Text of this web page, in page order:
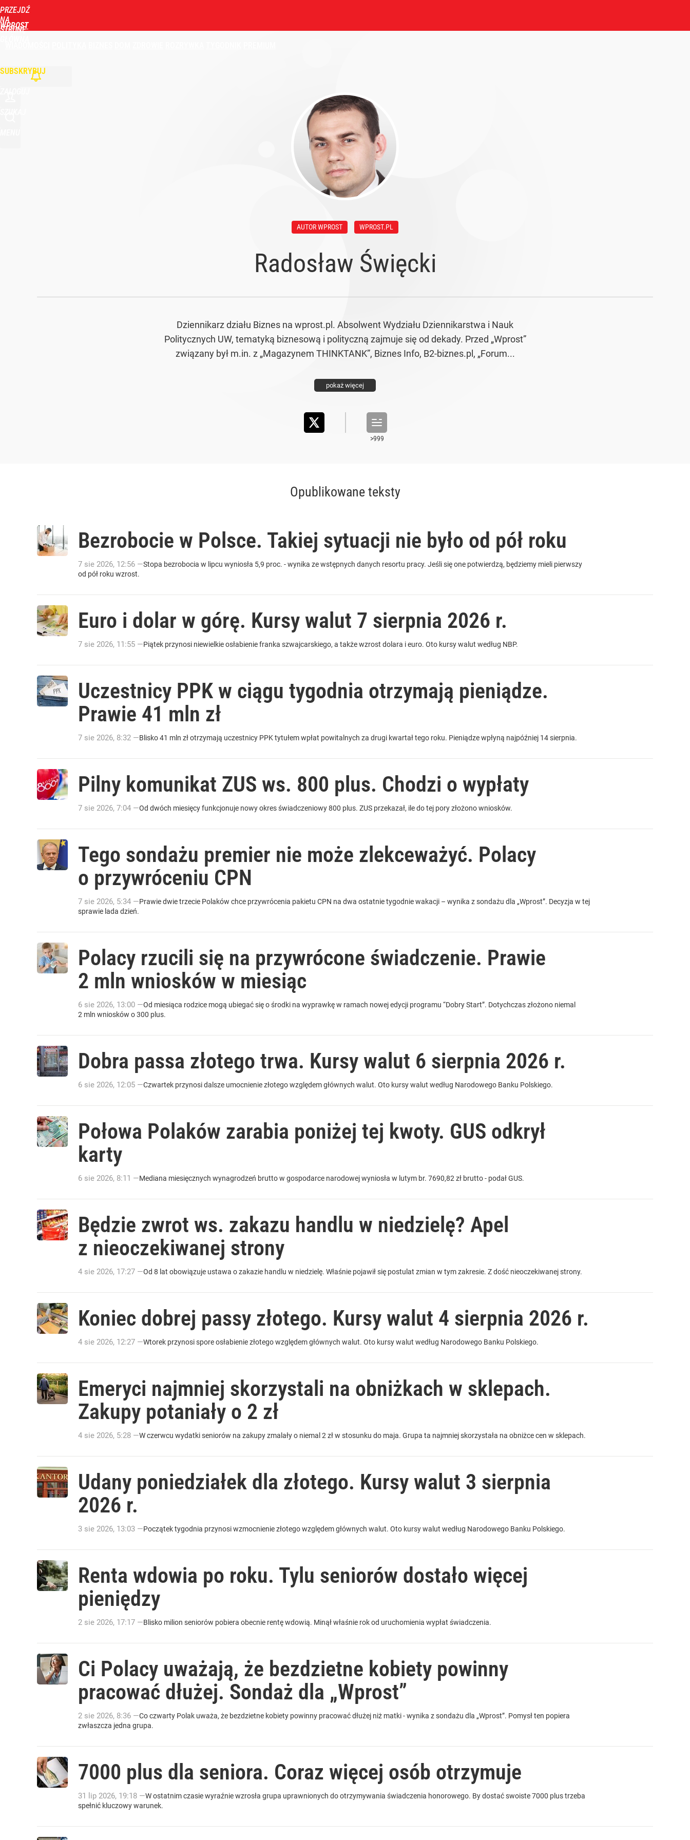
PRZEJDŹ
NA
STRONĘ
WPROST
SUBSKRYBUJ
Radosław Święcki
AUTOR WPROST WPROST.PL
Dziennikarz działu Biznes na wprost.pl. Absolwent Wydziału Dziennikarstwa i Nauk
Politycznych UW, tematyką biznesową i polityczną zajmuje się od dekady. Przed „Wprost”
związany był m.in. z „Magazynem THINKTANK”, Biznes Info, B2-biznes.pl, „Forum...
pokaż więcej
Opublikowane teksty
Bezrobocie w Polsce. Takiej sytuacji nie było od pół roku
7 sie 2026, 12:56 —Stopa bezrobocia w lipcu wyniosła 5,9 proc. - wynika ze wstępnych danych resortu pracy. Jeśli się one potwierdzą, będziemy mieli pierwszy
od pół roku wzrost.
Euro i dolar w górę. Kursy walut 7 sierpnia 2026 r.
7 sie 2026, 11:55 —Piątek przynosi niewielkie osłabienie franka szwajcarskiego, a także wzrost dolara i euro. Oto kursy walut według NBP.
Uczestnicy PPK w ciągu tygodnia otrzymają pieniądze.
Prawie 41 mln zł
7 sie 2026, 8:32 —Blisko 41 mln zł otrzymają uczestnicy PPK tytułem wpłat powitalnych za drugi kwartał tego roku. Pieniądze wpłyną najpóźniej 14 sierpnia.
Pilny komunikat ZUS ws. 800 plus. Chodzi o wypłaty
7 sie 2026, 7:04 —Od dwóch miesięcy funkcjonuje nowy okres świadczeniowy 800 plus. ZUS przekazał, ile do tej pory złożono wniosków.
Tego sondażu premier nie może zlekceważyć. Polacy
o przywróceniu CPN
7 sie 2026, 5:34 —Prawie dwie trzecie Polaków chce przywrócenia pakietu CPN na dwa ostatnie tygodnie wakacji – wynika z sondażu dla „Wprost”. Decyzja w tej
sprawie lada dzień.
Polacy rzucili się na przywrócone świadczenie. Prawie
2 mln wniosków w miesiąc
6 sie 2026, 13:00 —Od miesiąca rodzice mogą ubiegać się o środki na wyprawkę w ramach nowej edycji programu “Dobry Start”. Dotychczas złożono niemal
2 mln wniosków o 300 plus.
Dobra passa złotego trwa. Kursy walut 6 sierpnia 2026 r.
6 sie 2026, 12:05 —Czwartek przynosi dalsze umocnienie złotego względem głównych walut. Oto kursy walut według Narodowego Banku Polskiego.
Połowa Polaków zarabia poniżej tej kwoty. GUS odkrył
karty
6 sie 2026, 8:11 —Mediana miesięcznych wynagrodzeń brutto w gospodarce narodowej wyniosła w lutym br. 7690,82 zł brutto - podał GUS.
Będzie zwrot ws. zakazu handlu w niedzielę? Apel
z nieoczekiwanej strony
4 sie 2026, 17:27 —Od 8 lat obowiązuje ustawa o zakazie handlu w niedzielę. Właśnie pojawił się postulat zmian w tym zakresie. Z dość nieoczekiwanej strony.
Koniec dobrej passy złotego. Kursy walut 4 sierpnia 2026 r.
4 sie 2026, 12:27 —Wtorek przynosi spore osłabienie złotego względem głównych walut. Oto kursy walut według Narodowego Banku Polskiego.
Emeryci najmniej skorzystali na obniżkach w sklepach.
Zakupy potaniały o 2 zł
4 sie 2026, 5:28 —W czerwcu wydatki seniorów na zakupy zmalały o niemal 2 zł w stosunku do maja. Grupa ta najmniej skorzystała na obniżce cen w sklepach.
Udany poniedziałek dla złotego. Kursy walut 3 sierpnia
2026 r.
3 sie 2026, 13:03 —Początek tygodnia przynosi wzmocnienie złotego względem głównych walut. Oto kursy walut według Narodowego Banku Polskiego.
Renta wdowia po roku. Tylu seniorów dostało więcej
pieniędzy
2 sie 2026, 17:17 —Blisko milion seniorów pobiera obecnie rentę wdowią. Minął właśnie rok od uruchomienia wypłat świadczenia.
Ci Polacy uważają, że bezdzietne kobiety powinny
pracować dłużej. Sondaż dla „Wprost”
2 sie 2026, 8:36 —Co czwarty Polak uważa, że bezdzietne kobiety powinny pracować dłużej niż matki - wynika z sondażu dla „Wprost”. Pomysł ten popiera
zwłaszcza jedna grupa.
7000 plus dla seniora. Coraz więcej osób otrzymuje
31 lip 2026, 19:18 —W ostatnim czasie wyraźnie wzrosła grupa uprawnionych do otrzymywania świadczenia honorowego. By dostać swoiste 7000 plus trzeba
spełnić kluczowy warunek.